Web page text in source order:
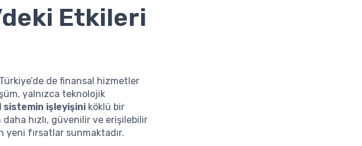
Etkileri
de finansal hizmetler
yalnızca teknolojik
sistemin işleyişini köklü bir
hızlı, güvenilir ve erişilebilir
fırsatlar sunmaktadır.